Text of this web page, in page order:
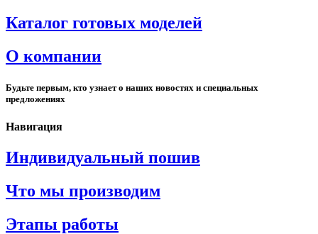
Каталог готовых моделей
О компании
Будьте первым, кто узнает о наших новостях и специальных
предложениях
Навигация
Индивидуальный пошив
Что мы производим
Этапы работы